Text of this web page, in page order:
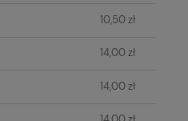
10,50 zł
14,00 zł
14,00 zł